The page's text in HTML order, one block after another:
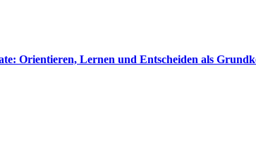
Orientieren, Lernen und Entscheiden als